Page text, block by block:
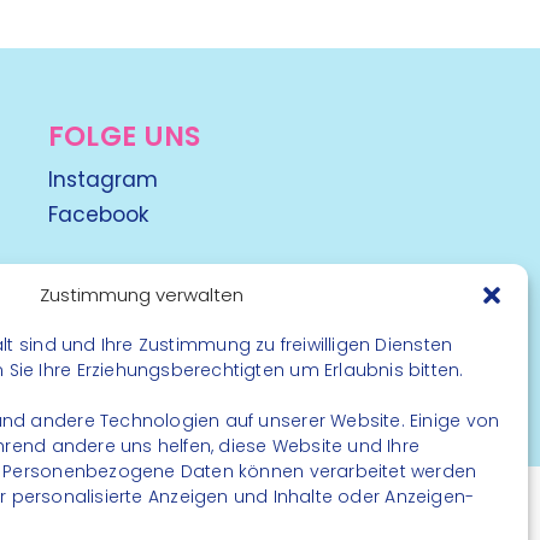
Zustimmung verwalten
sind und Ihre Zustimmung zu freiwilligen Diensten
Ihre Erziehungsberechtigten um Erlaubnis bitten.
andere Technologien auf unserer Website. Einige von
andere uns helfen, diese Website und Ihre
Daten können verarbeitet werden
personalisierte Anzeigen und Inhalte oder Anzeigen-
FOLGE UNS
Instagram
Facebook